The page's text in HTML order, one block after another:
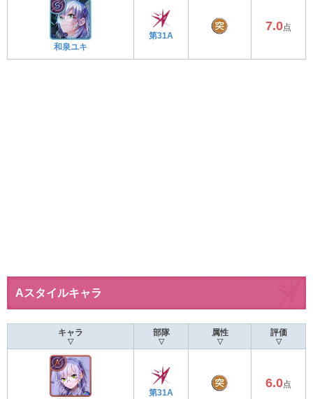
和泉ユキ
第31A
7.0点
Aスタイルキャラ
キャラ
▽
部隊
▽
属性
▽
評価
▽
第31A
6.0点